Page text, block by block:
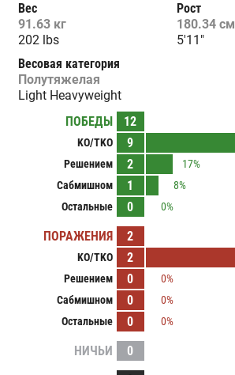
Вес
91.63 кг
202 lbs
Рост
180.34 см
5'11"
Весовая категория
Полутяжелая
Light Heavyweight
ПОБЕДЫ
12
KO/TKO 9
Решением
2
17%
Сабмишном
1
8%
Остальные
0 0%
ПОРАЖЕНИЯ 2
KO/TKO 2
Решением
0
0%
Сабмишном
0
0%
Остальные
0 0%
НИЧЬИ
0